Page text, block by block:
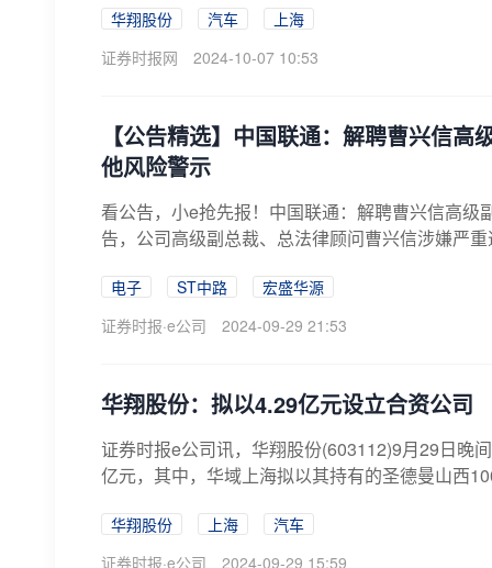
华翔股份 汽车
上海
证券时报网
2024-10-07 10:53
【公告精选】中国联通：解聘曹兴信
他风险警示
看公告，小e抢先报！中国联通：解聘曹兴信高
告，公司高级副总裁、总法律顾问曹兴信涉嫌严
电子 ST中路
宏盛华源
证券时报·e公司
2024-09-29 21:53
华翔股份：拟以4.29亿元设立合资公司
证券时报e公司讯，华翔股份(603112)9月29日晚
亿元，其中，华域上海拟以其持有的圣德曼山西
华翔股份 上海
汽车
证券时报·e公司
2024-09-29 15:59